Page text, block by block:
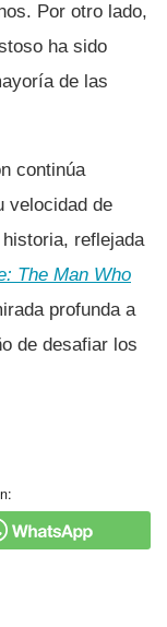
Por otro lado,
ha sido
de las
continúa
velocidad de
reflejada
The Man Who
profunda a
de desafiar los